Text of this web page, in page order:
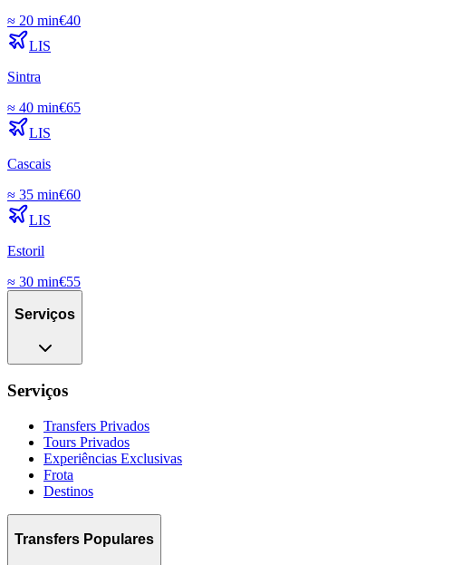
≈ 20 min€40
LIS
Sintra
≈ 40 min€65
LIS
Cascais
≈ 35 min€60
LIS
Estoril
≈ 30 min€55
Serviços
Serviços
Transfers Privados
Tours Privados
Experiências Exclusivas
Frota
Destinos
Transfers Populares